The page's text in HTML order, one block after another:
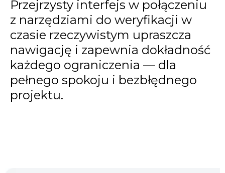
Przejrzysty interfejs w połączeniu
z narzędziami do weryfikacji w
czasie rzeczywistym upraszcza
nawigację i zapewnia dokładność
każdego ograniczenia — dla
pełnego spokoju i bezbłędnego
projektu.